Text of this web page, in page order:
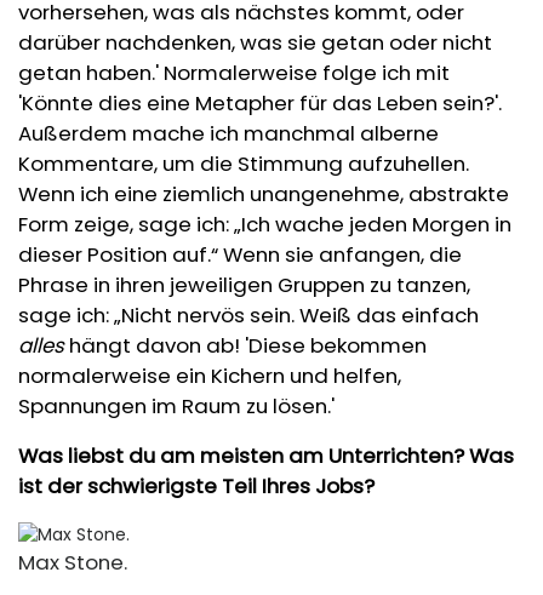
vorhersehen, was als nächstes kommt, oder
darüber nachdenken, was sie getan oder nicht
getan haben.' Normalerweise folge ich mit
'Könnte dies eine Metapher für das Leben sein?'.
Außerdem mache ich manchmal alberne
Kommentare, um die Stimmung aufzuhellen.
Wenn ich eine ziemlich unangenehme, abstrakte
Form zeige, sage ich: „Ich wache jeden Morgen in
dieser Position auf.“ Wenn sie anfangen, die
Phrase in ihren jeweiligen Gruppen zu tanzen,
sage ich: „Nicht nervös sein. Weiß das einfach
alleshängt davon ab! 'Diese bekommen
normalerweise ein Kichern und helfen,
Spannungen im Raum zu lösen.'
Was liebst du am meisten am Unterrichten? Was
ist der schwierigste Teil Ihres Jobs?
Max Stone.